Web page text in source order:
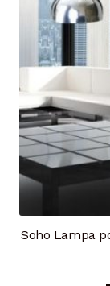
Soho Lampa